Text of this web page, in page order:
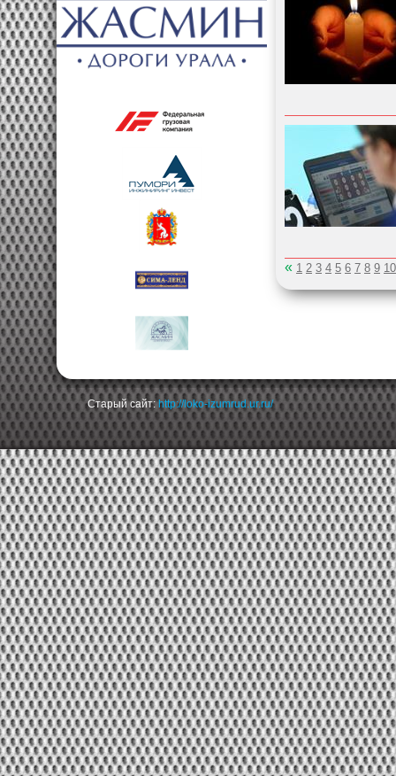
« 1 2 3 4 5 6 7 8 9 10
Старый сайт:http://loko-izumrud.ur.ru/